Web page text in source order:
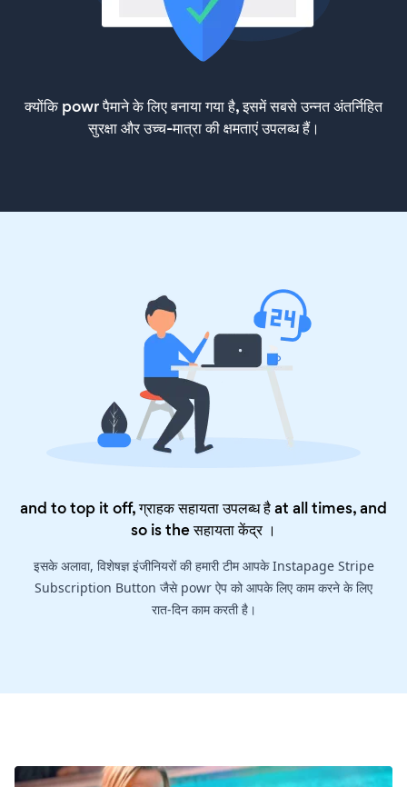
क्योंकि powr पैमाने के लिए बनाया गया है, इसमें सबसे उन्नत अंतर्निहित
सुरक्षा और उच्च-मात्रा की क्षमताएं उपलब्ध हैं।
and to top it off, ग्राहक सहायता उपलब्ध है at all times, and
so is theसहायता केंद्र।
इसके अलावा, विशेषज्ञ इंजीनियरों की हमारी टीम आपके Instapage Stripe
Subscription Button जैसे powr ऐप को आपके लिए काम करने के लिए
रात-दिन काम करती है।